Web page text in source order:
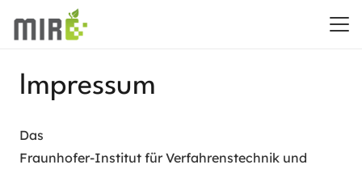
Impressum
Das
Fraunhofer-Institut für Verfahrenstechnik und